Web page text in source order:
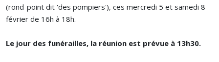
(rond-point dit 'des pompiers'), ces mercredi 5 et samedi 8
février de 16h à 18h.
Le jour des funérailles, la réunion est prévue à 13h30.